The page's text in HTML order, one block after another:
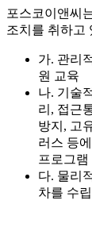
포스코이앤씨
조치를 취하고
가. 관리
원 교육
나. 기술
리, 접근
방지, 고
러스 등
프로그
다. 물리
차를 수